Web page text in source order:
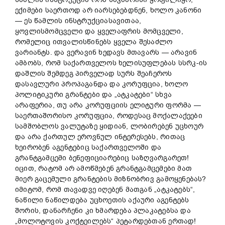
ექიმები საერთოდ არ იარსებებდნენ, ხოლო კანონი
— ეს წამლის ინსტრუქციასავითაა,
ყოვლისმომცველი და ყველაფრის მომცველი,
რომელიც ითვალისწინებს ყველა შესაძლო
ვარიანტს. და ვერავინ ხედავს მთავარს — არავინ
ამბობს, რომ საქართველოს ხელისუფლებას სსრკ-ის
დაშლის შემდეგ პირველად სურს შეაჩეროს
დასავლური პროპაგანდა და კორუფცია, ხოლო
პოლიტიკური გრანტები და „ატკატები“ სხვა
არაფერია, თუ არა კორუფციის ელიტური ფორმა —
საერთაშორისო კორუფცია, როდესაც მოქალაქეები
სამშობლოს ვალუტაზე ყიდიან, ლობირებენ უცხოურ
და არა ქართულ ეროვნულ ინტერესებს, რითაც
ხეირობენ აგენტებიც საქართველოში და
გრანტგამცემი ბენეფიციარებიც საზღვარგარეთ!
იცით, რატომ არ ამოწმებენ გრანტგამცემები მათ
მიერ გაცემული გრანტების მიზნობრივ გამოყენებას?
იმიტომ, რომ თავადვე იღებენ მათგან „ატკატებს“,
ნაწილი ნაწილდება უცხოეთის აქაური აგენტებს
შორის, დანარჩენი კი ხმარდება პლაკატებსა და
„მოლოტოვის კოქტეილებს“ პეტარდებთან ერთად!